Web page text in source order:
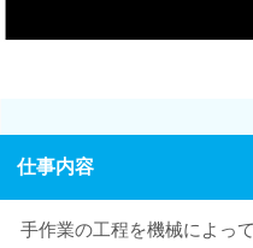
仕事内容
手作業の工程を機械によっ